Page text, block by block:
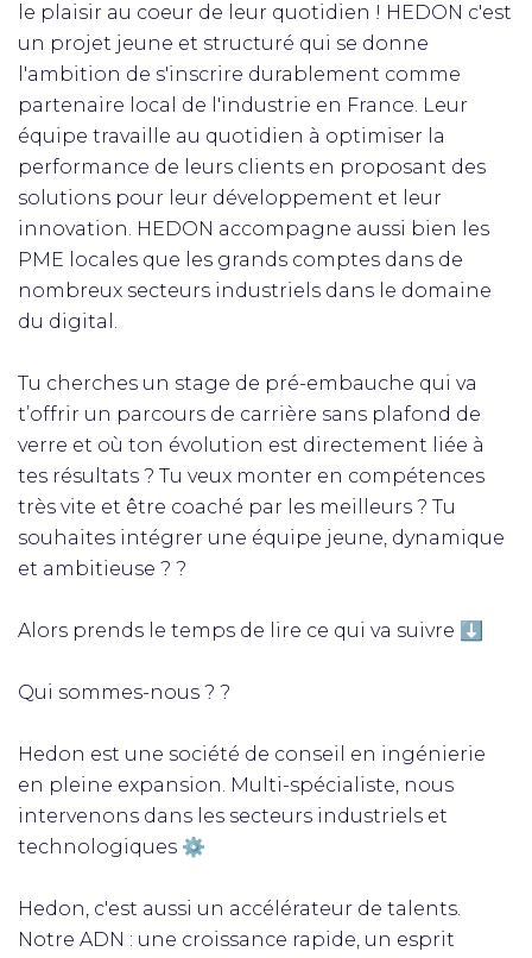
le plaisir au coeur de leur quotidien ! HEDON c'est
un projet jeune et structuré qui se donne
l'ambition de s'inscrire durablement comme
partenaire local de l'industrie en France. Leur
équipe travaille au quotidien à optimiser la
performance de leurs clients en proposant des
solutions pour leur développement et leur
innovation. HEDON accompagne aussi bien les
PME locales que les grands comptes dans de
nombreux secteurs industriels dans le domaine
du digital.
Tu cherches un stage de pré-embauche qui va
t’offrir un parcours de carrière sans plafond de
verre et où ton évolution est directement liée à
tes résultats ? Tu veux monter en compétences
très vite et être coaché par les meilleurs ? Tu
souhaites intégrer une équipe jeune, dynamique
et ambitieuse ? ?
Alors prends le temps de lire ce qui va suivre ⬇️
Qui sommes-nous ? ?
Hedon est une société de conseil en ingénierie
en pleine expansion. Multi-spécialiste, nous
intervenons dans les secteurs industriels et
technologiques ⚙️
Hedon, c'est aussi un accélérateur de talents.
Notre ADN : une croissance rapide, un esprit